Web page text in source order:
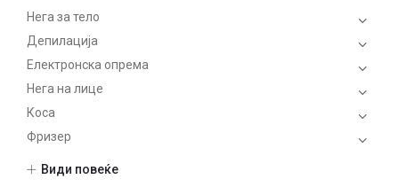
Нега за тело
Депилација
Електронска опрема
Нега на лице
Коса
Фризер
Види повеќе